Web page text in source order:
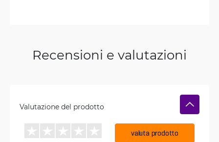
Recensioni e valutazioni
Valutazione del prodotto
valuta prodotto